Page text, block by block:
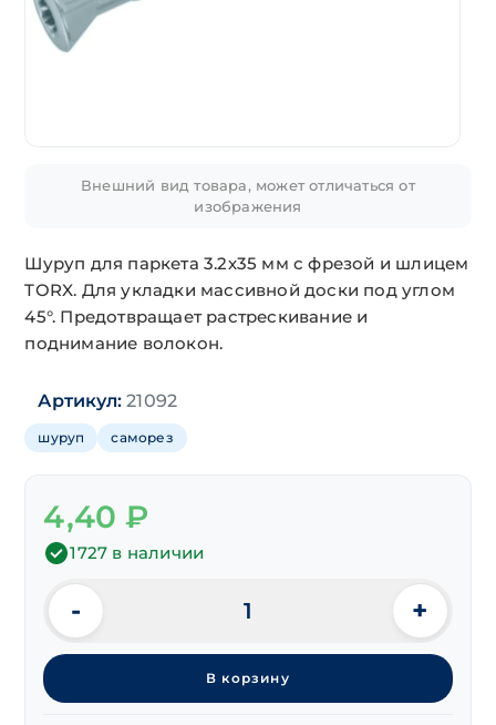
Внешний вид товара, может отличаться от
изображения
Шуруп для паркета 3.2х35 мм с фрезой и шлицем
TORX. Для укладки массивной доски под углом
45°. Предотвращает растрескивание и
поднимание волокон.
Артикул: 21092
шуруп саморез
4,40₽
1727 в наличии
Количество
товара
Шуруп
для
- +
В корзину